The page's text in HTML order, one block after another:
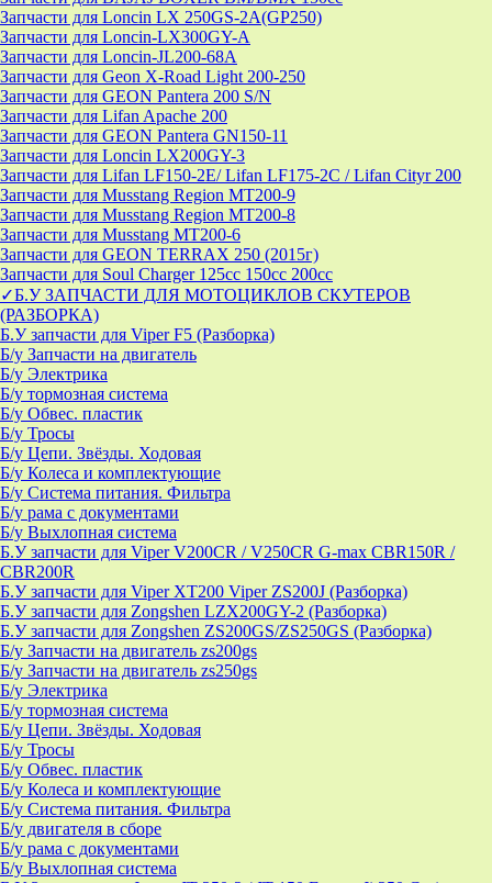
Запчасти для Loncin LX 250GS-2A(GP250)
Запчасти для Loncin-LX300GY-A
Запчасти для Loncin-JL200-68A
Запчасти для Geon X-Road Light 200-250
Запчасти для GEON Pantera 200 S/N
Запчасти для Lifan Apache 200
Запчасти для GEON Pantera GN150-11
Запчасти для Loncin LX200GY-3
Запчасти для Lifan LF150-2E/ Lifan LF175-2C / Lifan Cityr 200
Запчасти для Musstang Region MT200-9
Запчасти для Musstang Region MT200-8
Запчасти для Musstang MT200-6
Запчасти для GEON TERRAX 250 (2015г)
Запчасти для Soul Charger 125сс 150cc 200сс
✓Б.У ЗАПЧАСТИ ДЛЯ МОТОЦИКЛОВ СКУТЕРОВ
(РАЗБОРКА)
Б.У запчасти для Viper F5 (Разборка)
Б/у Запчасти на двигатель
Б/у Электрика
Б/у тормозная система
Б/у Обвес. пластик
Б/у Тросы
Б/у Цепи. Звёзды. Ходовая
Б/у Колеса и комплектующие
Б/у Система питания. Фильтра
Б/у рама с документами
Б/у Выхлопная система
Б.У запчасти для Viper V200CR / V250CR G-max CBR150R /
CBR200R
Б.У запчасти для Viper XT200 Viper ZS200J (Разборка)
Б.У запчасти для Zongshen LZX200GY-2 (Разборка)
Б.У запчасти для Zongshen ZS200GS/ZS250GS (Разборка)
Б/у Запчасти на двигатель zs200gs
Б/у Запчасти на двигатель zs250gs
Б/у Электрика
Б/у тормозная система
Б/у Цепи. Звёзды. Ходовая
Б/у Тросы
Б/у Обвес. пластик
Б/у Колеса и комплектующие
Б/у Система питания. Фильтра
Б/у двигателя в сборе
Б/у рама с документами
Б/у Выхлопная система